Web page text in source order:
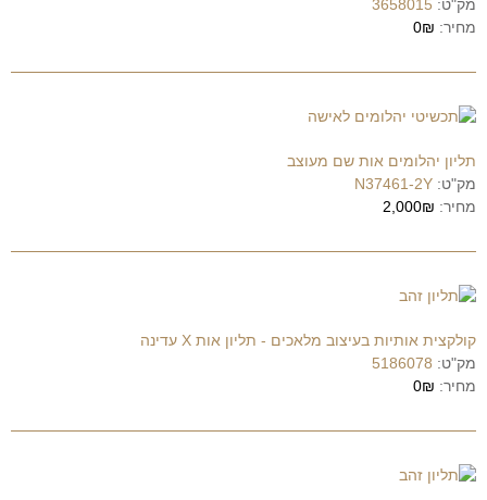
מק"ט: 3658015
מחיר: 0₪
תליון יהלומים אות שם מעוצב
מק"ט: N37461-2Y
מחיר: 2,000₪
קולקצית אותיות בעיצוב מלאכים - תליון אות X עדינה
מק"ט: 5186078
מחיר: 0₪